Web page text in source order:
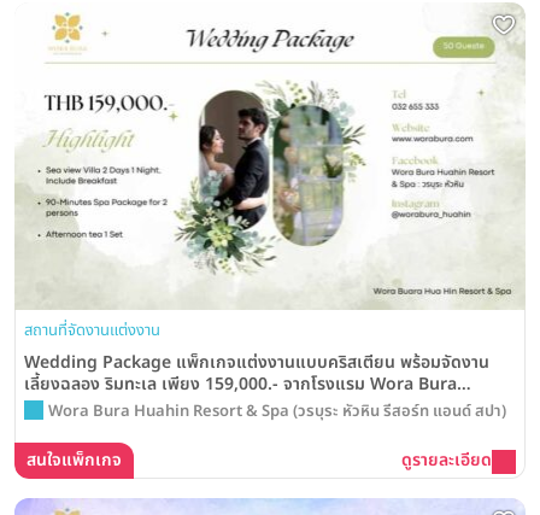
สถานที่จัดงานแต่งงาน
Wedding Package แพ็กเกจแต่งงานแบบคริสเตียน พร้อมจัดงาน
เลี้ยงฉลอง ริมทะเล เพียง 159,000.- จากโรงแรม Wora Bura
Huahin Resort & Spa
Wora Bura Huahin Resort & Spa (วรบุระ หัวหิน รีสอร์ท แอนด์ สปา)
สนใจแพ็กเกจ ดูรายละเอียด